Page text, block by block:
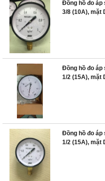
Đồng hồ đo áp
3/8 (10A), mặt
Đồng hồ đo áp
1/2 (15A), mặt
Đồng hồ đo áp
1/2 (15A), mặt